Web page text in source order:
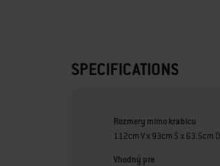
SPECIFICATIONS
Rozmery mimo krabicu
112cm V x 93cm Š x 63.5cm D
Vhodný pre